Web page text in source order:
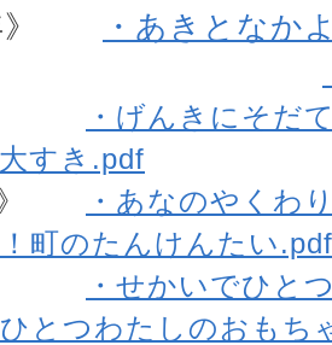
》
・あきとなか
・げんきにそだ
すき.pdf
》
・あなのやくわ
町のたんけんたい.pdf
・せかいでひと
とつわたしのおも